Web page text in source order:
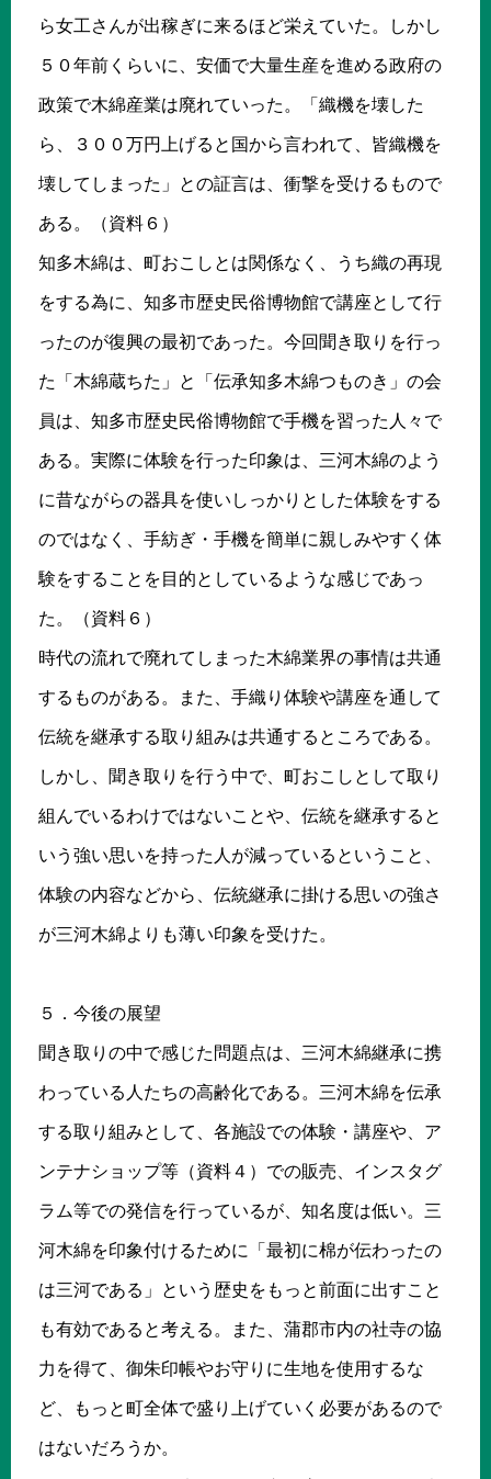
ら女工さんが出稼ぎに来るほど栄えていた。しかし
５０年前くらいに、安価で大量生産を進める政府の
政策で木綿産業は廃れていった。「織機を壊した
ら、３００万円上げると国から言われて、皆織機を
壊してしまった」との証言は、衝撃を受けるもので
ある。（資料６）
知多木綿は、町おこしとは関係なく、うち織の再現
をする為に、知多市歴史民俗博物館で講座として行
ったのが復興の最初であった。今回聞き取りを行っ
た「木綿蔵ちた」と「伝承知多木綿つものき」の会
員は、知多市歴史民俗博物館で手機を習った人々で
ある。実際に体験を行った印象は、三河木綿のよう
に昔ながらの器具を使いしっかりとした体験をする
のではなく、手紡ぎ・手機を簡単に親しみやすく体
験をすることを目的としているような感じであっ
た。（資料６）
時代の流れで廃れてしまった木綿業界の事情は共通
するものがある。また、手織り体験や講座を通して
伝統を継承する取り組みは共通するところである。
しかし、聞き取りを行う中で、町おこしとして取り
組んでいるわけではないことや、伝統を継承すると
いう強い思いを持った人が減っているということ、
体験の内容などから、伝統継承に掛ける思いの強さ
が三河木綿よりも薄い印象を受けた。
５．今後の展望
聞き取りの中で感じた問題点は、三河木綿継承に携
わっている人たちの高齢化である。三河木綿を伝承
する取り組みとして、各施設での体験・講座や、ア
ンテナショップ等（資料４）での販売、インスタグ
ラム等での発信を行っているが、知名度は低い。三
河木綿を印象付けるために「最初に棉が伝わったの
は三河である」という歴史をもっと前面に出すこと
も有効であると考える。また、蒲郡市内の社寺の協
力を得て、御朱印帳やお守りに生地を使用するな
ど、もっと町全体で盛り上げていく必要があるので
はないだろうか。